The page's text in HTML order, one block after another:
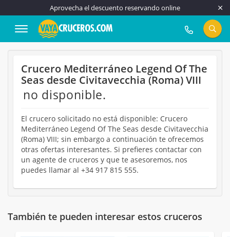
Aprovecha el descuento reservando online
917 815 555
Crucero Mediterráneo Legend Of The
Seas desde Civitavecchia (Roma) VIII
no disponible.
El crucero solicitado no está disponible: Crucero
Mediterráneo Legend Of The Seas desde Civitavecchia
(Roma) VIII; sin embargo a continuación te ofrecemos
otras ofertas interesantes. Si prefieres contactar con
un agente de cruceros y que te asesoremos, nos
puedes llamar al +34 917 815 555.
También te pueden interesar estos cruceros